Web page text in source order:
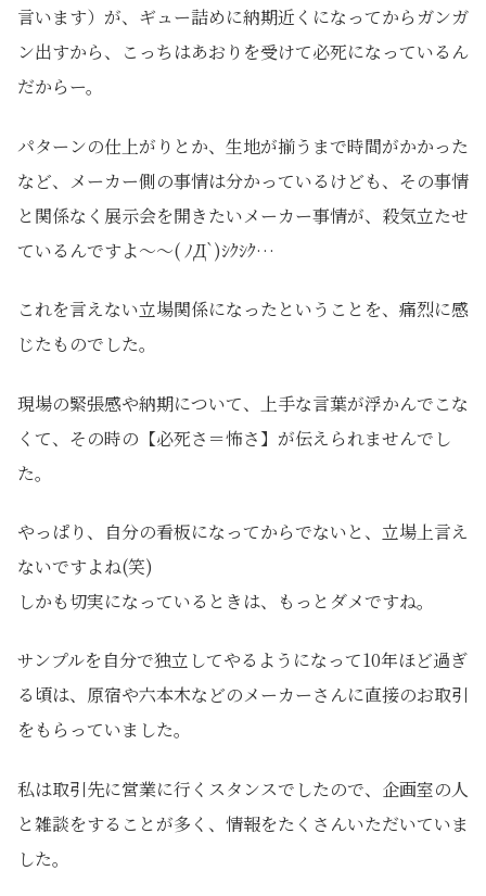
言います）が、ギュー詰めに納期近くになってからガンガ
ン出すから、こっちはあおりを受けて必死になっているん
だからー。
パターンの仕上がりとか、生地が揃うまで時間がかかった
など、メーカー側の事情は分かっているけども、その事情
と関係なく展示会を開きたいメーカー事情が、殺気立たせ
ているんですよ～～( ﾉД`)ｼｸｼｸ…
これを言えない立場関係になったということを、痛烈に感
じたものでした。
現場の緊張感や納期について、上手な言葉が浮かんでこな
くて、その時の【必死さ＝怖さ】が伝えられませんでし
た。
やっぱり、自分の看板になってからでないと、立場上言え
ないですよね(笑)
しかも切実になっているときは、もっとダメですね。
サンプルを自分で独立してやるようになって10年ほど過ぎ
る頃は、原宿や六本木などのメーカーさんに直接のお取引
をもらっていました。
私は取引先に営業に行くスタンスでしたので、企画室の人
と雑談をすることが多く、情報をたくさんいただいていま
した。